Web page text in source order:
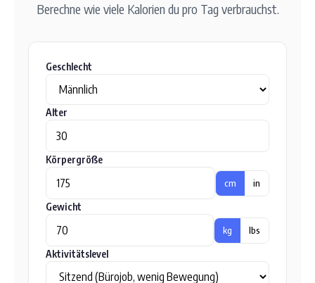
Berechne wie viele Kalorien du pro Tag verbrauchst.
Geschlecht
Alter
Körpergröße
cm in
Gewicht
kg lbs
Aktivitätslevel